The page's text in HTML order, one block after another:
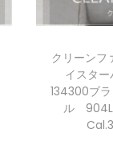
クリーンフ
イスタ
134300ブ
ル 904L